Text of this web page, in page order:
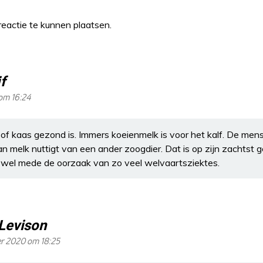
te kunnen plaatsen.
16:24
kaas gezond is. Immers koeienmelk is voor het kalf. De
melk nuttigt van een ander zoogdier. Dat is op zijn zachtst
mede de oorzaak van zo veel welvaartsziektes.
2020 om 18:25